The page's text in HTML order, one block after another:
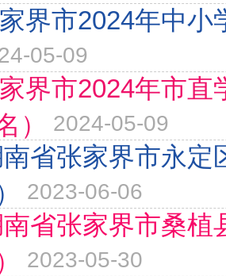
界市2024年中小
05-09
界市2024年市直
）
2024-05-09
省张家界市永定
2023-06-06
省张家界市桑植
2023-05-30